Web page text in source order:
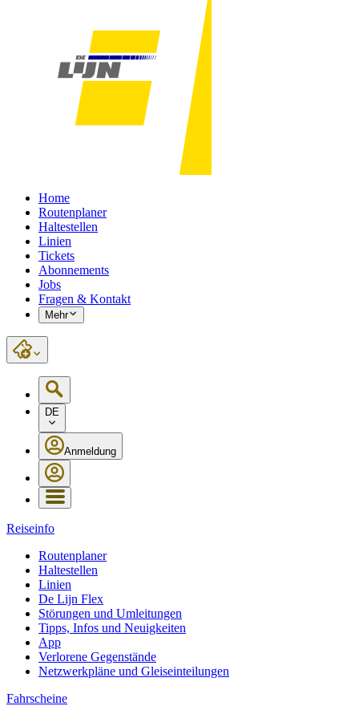
Home
Routenplaner
Haltestellen
Linien
Tickets
Abonnements
Jobs
Fragen & Kontakt
Mehr
DE
Anmeldung
Reiseinfo
Routenplaner
Haltestellen
Linien
De Lijn Flex
Störungen und Umleitungen
Tipps, Infos und Neuigkeiten
App
Verlorene Gegenstände
Netzwerkpläne und Gleiseinteilungen
Fahrscheine